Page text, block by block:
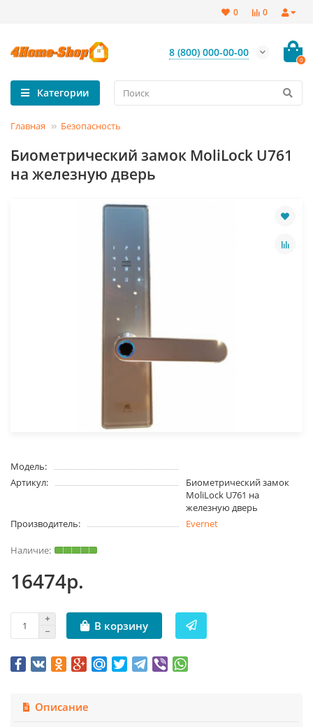
0
0
8 (800) 000-00-00
0
Категории
Главная Безопасность
Биометрический замок MoliLock U761
на железную дверь
Модель:
Артикул:
Биометрический замок
MoliLock U761 на
железную дверь
Производитель:
Evernet
16474р.
В корзину
Описание